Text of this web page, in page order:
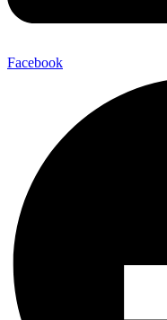
Facebook